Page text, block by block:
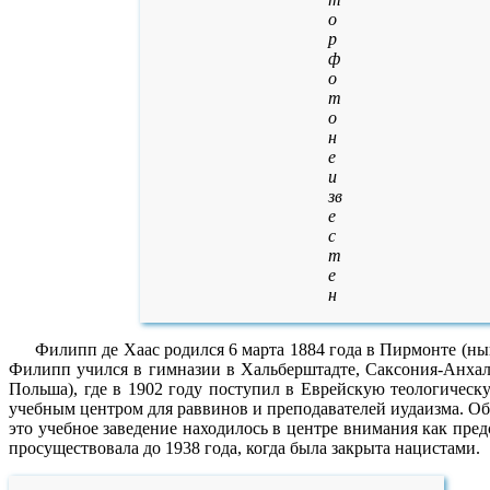
о
р
ф
о
т
о
н
е
и
зв
е
с
т
е
н
Филипп де Хаас родился 6 марта 1884 года в Пирмонте
Филипп учился в гимназии в Хальберштадте, Саксония-
Польша), где в 1902 году поступил в Еврейскую
учебным центром для раввинов и преподавателей иудаизма.
это учебное заведение находилось в центре внимания как
просуществовала до 1938 года, когда была закрыта нацистами.